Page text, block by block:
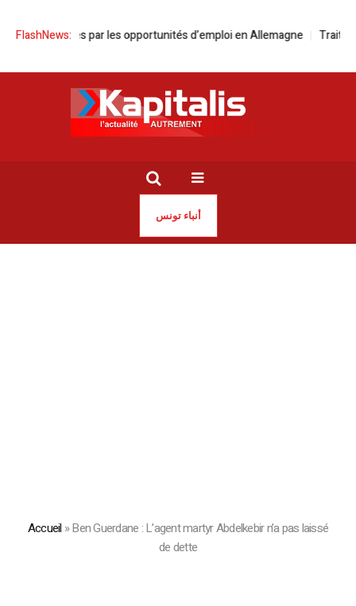
FlashNews:
attirés par les opportunités d’emploi en Allemagne Traitement
أنباء تونس
Accueil »Ben Guerdane : L’agent martyr Abdelkebir n’a pas laissé
de dette